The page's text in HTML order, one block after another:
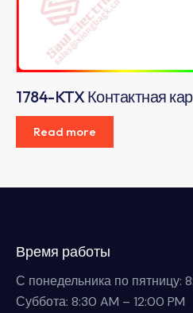
1784-KTX Контактная
Read more
Время работы
С понедельника по пятницу:
Суббота: 8:30 AM – 12:00 PM